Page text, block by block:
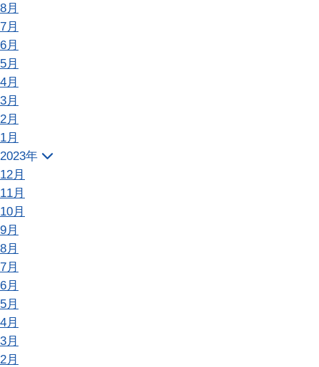
8月
7月
6月
5月
4月
3月
2月
1月
2023年
12月
11月
10月
9月
8月
7月
6月
5月
4月
3月
2月